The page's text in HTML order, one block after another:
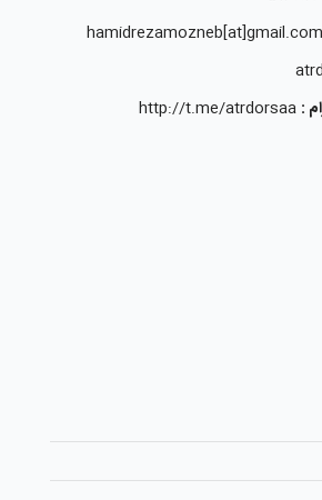
hamidrezamozneb[at]gmail.com
: